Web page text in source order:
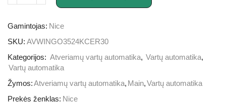
Gamintojas: Nice
SKU: AVWINGO3524KCER30
Kategorijos: Atveriamų vartų automatika, Vartų automatika,
Vartų automatika
Žymos:Atveriamų vartų automatika, Main,Vartų automatika
Prekės ženklas: Nice